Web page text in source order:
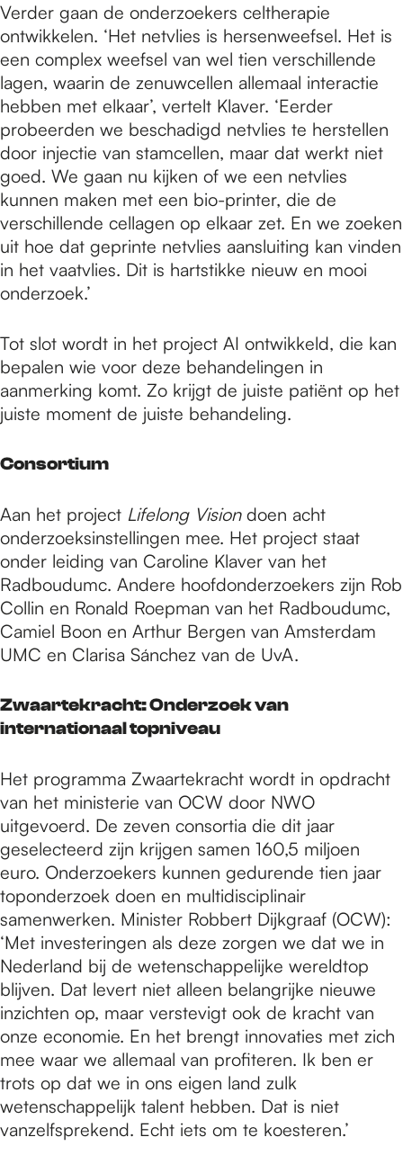
Verder gaan de onderzoekers celtherapie
ontwikkelen. ‘Het netvlies is hersenweefsel. Het is
een complex weefsel van wel tien verschillende
lagen, waarin de zenuwcellen allemaal interactie
hebben met elkaar’, vertelt Klaver. ‘Eerder
probeerden we beschadigd netvlies te herstellen
door injectie van stamcellen, maar dat werkt niet
goed. We gaan nu kijken of we een netvlies
kunnen maken met een bio-printer, die de
verschillende cellagen op elkaar zet. En we zoeken
uit hoe dat geprinte netvlies aansluiting kan vinden
in het vaatvlies. Dit is hartstikke nieuw en mooi
onderzoek.’
Tot slot wordt in het project AI ontwikkeld, die kan
bepalen wie voor deze behandelingen in
aanmerking komt. Zo krijgt de juiste patiënt op het
juiste moment de juiste behandeling.
Consortium
Aan het project Lifelong Visiondoen acht
onderzoeksinstellingen mee. Het project staat
onder leiding van Caroline Klaver van het
Radboudumc. Andere hoofdonderzoekers zijn Rob
Collin en Ronald Roepman van het Radboudumc,
Camiel Boon en Arthur Bergen van Amsterdam
UMC en Clarisa Sánchez van de UvA.
Zwaartekracht: Onderzoek van
internationaal topniveau
Het programma Zwaartekracht wordt in opdracht
van het ministerie van OCW door NWO
uitgevoerd. De zeven consortia die dit jaar
geselecteerd zijn krijgen samen 160,5 miljoen
euro. Onderzoekers kunnen gedurende tien jaar
toponderzoek doen en multidisciplinair
samenwerken. Minister Robbert Dijkgraaf (OCW):
‘Met investeringen als deze zorgen we dat we in
Nederland bij de wetenschappelijke wereldtop
blijven. Dat levert niet alleen belangrijke nieuwe
inzichten op, maar verstevigt ook de kracht van
onze economie. En het brengt innovaties met zich
mee waar we allemaal van profiteren. Ik ben er
trots op dat we in ons eigen land zulk
wetenschappelijk talent hebben. Dat is niet
vanzelfsprekend. Echt iets om te koesteren.’